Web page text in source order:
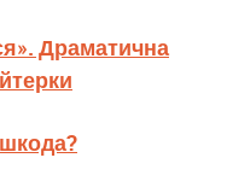
Драматична